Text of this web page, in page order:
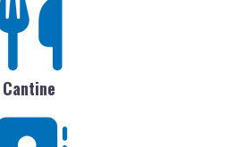
Cantine